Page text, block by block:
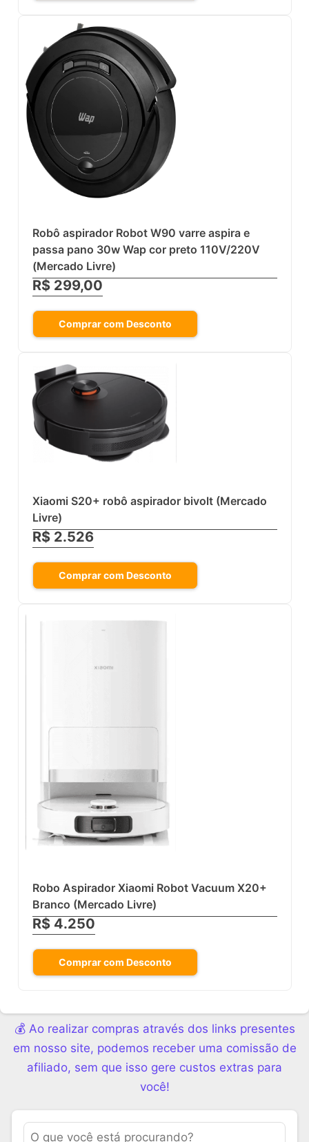
Robô aspirador Robot W90 varre aspira e
passa pano 30w Wap cor preto 110V/220V
(Mercado Livre)
R$ 299,00
Comprar com Desconto
Xiaomi S20+ robô aspirador bivolt (Mercado
Livre)
R$ 2.526
Comprar com Desconto
Robo Aspirador Xiaomi Robot Vacuum X20+
Branco (Mercado Livre)
R$ 4.250
Comprar com Desconto
💰 Ao realizar compras através dos links presentes
em nosso site, podemos receber uma comissão de
afiliado, sem que isso gere custos extras para
você!